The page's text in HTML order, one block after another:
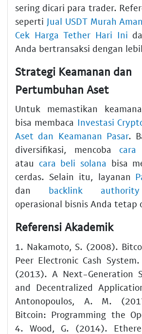
sering dicari para trader.
seperti Jual USDT Murah
Cek Harga Tether Hari Ini
Anda bertransaksi dengan
Strategi Keamanan dan
Pertumbuhan Aset
Untuk memastikan
bisa membaca Investasi
Aset dan Keamanan Pasar.
diversifikasi, mencoba
atau cara beli solana bisa
cerdas. Selain itu, layanan
dan backlink authority
operasional bisnis Anda tetap
Referensi Akademik
1. Nakamoto, S. (2008).
Peer Electronic Cash
(2013). A Next-Generation
and Decentralized
Antonopoulos, A. M.
Bitcoin: Programming the
4. Wood, G. (2014).